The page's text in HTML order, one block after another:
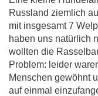
Russland ziemlich
mit insgesamt 7
haben uns natürlich
wollten die
Problem: leider
Menschen gewöhnt
auf einmal